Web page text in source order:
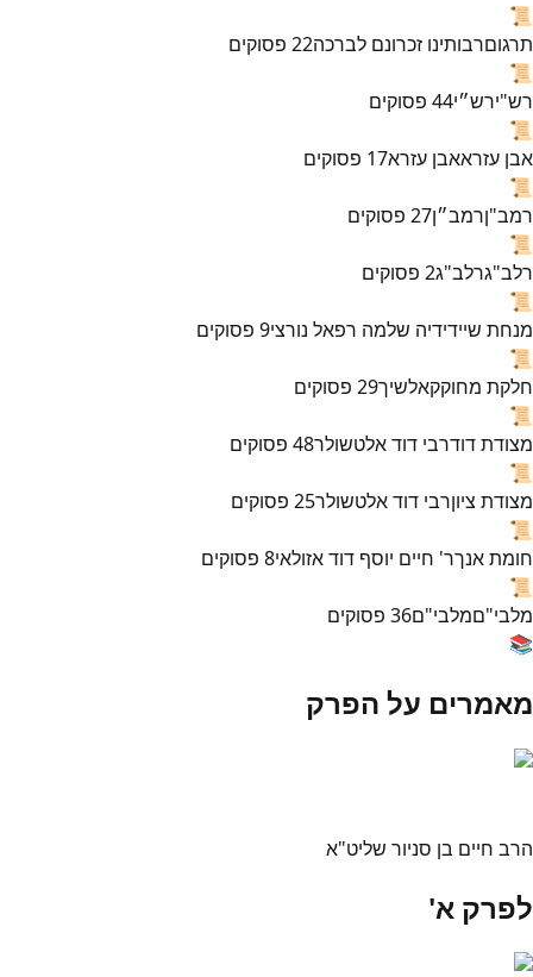
📜
תרגוםרבותינו זכרונם לברכה22 פסוקים
📜
רש"ירש״י44 פסוקים
📜
אבן עזראאבן עזרא17 פסוקים
📜
רמב"ןרמב״ן27 פסוקים
📜
רלב"גרלב"ג2 פסוקים
📜
מנחת שיידידיה שלמה רפאל נורצי9 פסוקים
📜
חלקת מחוקקאלשיך29 פסוקים
📜
מצודת דודרבי דוד אלטשולר48 פסוקים
📜
מצודת ציוןרבי דוד אלטשולר25 פסוקים
📜
חומת אנךר' חיים יוסף דוד אזולאי8 פסוקים
📜
מלבי"םמלבי"ם36 פסוקים
📚
מאמרים על הפרק
הרב חיים בן סניור שליט"א
לפרק א'